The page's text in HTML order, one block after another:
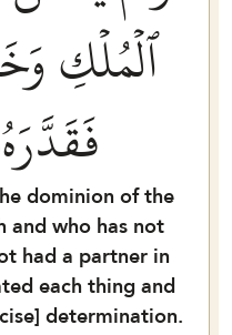
ٱلۡمُلۡكِ
dominion of the
and who has not
had a partner in
each thing and
determination.